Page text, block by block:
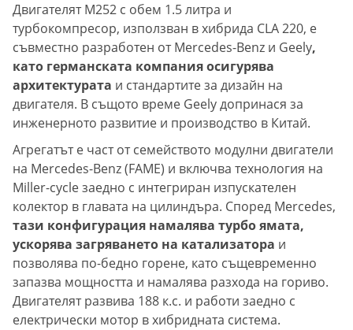
Двигателят M252 с обем 1.5 литра и
турбокомпресор, използван в хибрида CLA 220, е
съвместно разработен от Mercedes-Benz и Geely,
като германската компания осигурява
архитектурата и стандартите за дизайн на
двигателя. В същото време Geely допринася за
инженерното развитие и производство в Китай.
Агрегатът е част от семейството модулни двигатели
на Mercedes-Benz (FAME) и включва технология на
Miller-cycle заедно с интегриран изпускателен
колектор в главата на цилиндъра. Според Mercedes,
тази конфигурация намалява турбо ямата,
ускорява загряването на катализатора и
позволява по-бедно горене, като същевременно
запазва мощността и намалява разхода на гориво.
Двигателят развива 188 к.с. и работи заедно с
електрически мотор в хибридната система.